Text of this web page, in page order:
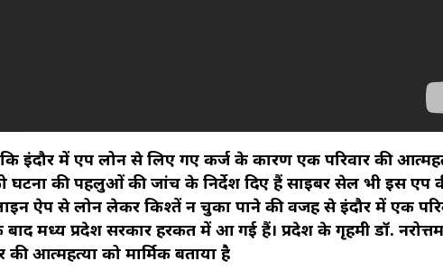
इंदौर में एप लोन से लिए गए कर्ज के कारण एक परिवार की
घटना की पहलुओं की जांच के निर्देश दिए हैं साइबर सेल भी इस एप
ऐप से लोन लेकर किश्तें न चुका पाने की वजह से इंदौर में एक
मध्य प्रदेश सरकार हरकत में आ गई हैं। प्रदेश के गृहमंत्री डॉ. नरोत्तम
आत्महत्या को मार्मिक बताया है